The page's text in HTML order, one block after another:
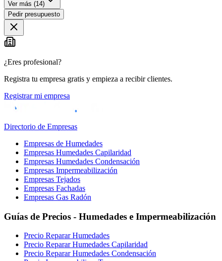
Ver más (14)
Pedir presupuesto
¿Eres profesional?
Registra tu empresa gratis y empieza a recibir clientes.
Registrar mi empresa
Directorio de Empresas
Empresas de Humedades
Empresas Humedades Capilaridad
Empresas Humedades Condensación
Empresas Impermeabilización
Empresas Tejados
Empresas Fachadas
Empresas Gas Radón
Guías de Precios - Humedades e Impermeabilización
Precio Reparar Humedades
Precio Reparar Humedades Capilaridad
Precio Reparar Humedades Condensación